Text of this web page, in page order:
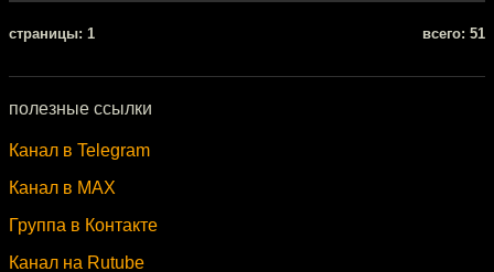
cтраницы: 1 всего: 51
полезные ссылки
Канал в Telegram
Канал в MAX
Группа в Контакте
Канал на Rutube